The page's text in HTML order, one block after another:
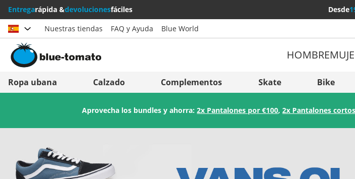
Entregarápida &devolucionesfáciles Desde
Elegir país
Österreich
Schweiz (Deutsch)
Svizzera (Italiano)
France
Italia (Italiano)
Italien (Deutsch)
United Kingdom
Slovenija
België (Nederlands)
Norge
Nuestras tiendas FAQ y Ayuda Blue World
HOMBRE
Ropa ubana Calzado Complementos Skate Bike
Aprovecha los bundles y ahorra:2x Pantalones por €100,2x Pantalones